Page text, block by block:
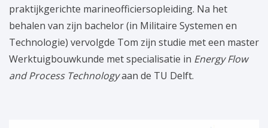
praktijkgerichte marineofficiersopleiding. Na het
behalen van zijn bachelor (in Militaire Systemen en
Technologie) vervolgde Tom zijn studie met een master
Werktuigbouwkunde met specialisatie in Energy Flow
and Process Technologyaan de TU Delft.